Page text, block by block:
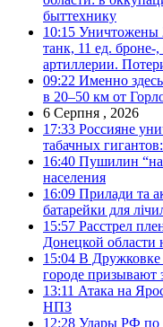
быттехнику
10:15 Уничтожены
танк, 11 ед. броне-
артиллерии.
09:22 Именно
в 20–50 км от
6 Серпня , 2026
17:33 Россияне
табачных
16:40 Пушилин
населения
16:09 Прилади та
батарейки для
15:57 Расстрел
Донецкой области
15:04 В Дружковке
городе призывают
13:11 Атака на
НПЗ
12:28 Удары РФ по